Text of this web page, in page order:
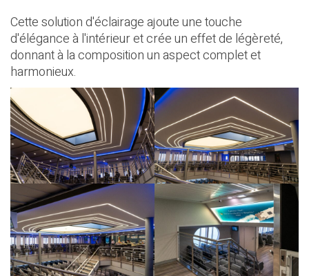
Cette solution d'éclairage ajoute une touche
d'élégance à l'intérieur et crée un effet de légèreté,
donnant à la composition un aspect complet et
harmonieux.